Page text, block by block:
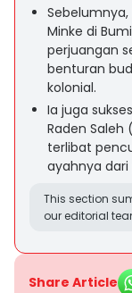
Minke di
perjuangan
benturan
kolonial.
Ia juga
Raden Saleh
terlibat
ayahnya
This section
our editorial
Share Article